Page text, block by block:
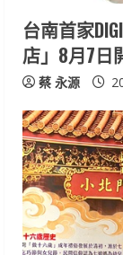
g
台南首家
店」8月7日
蔡 永源